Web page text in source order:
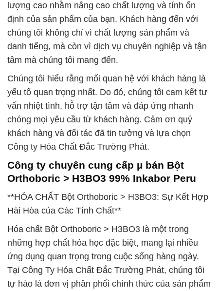
lượng cao nhằm nâng cao chất lượng và tính ổn
định của sản phẩm của bạn. Khách hàng đến với
chúng tôi không chỉ vì chất lượng sản phẩm và
danh tiếng, mà còn vì dịch vụ chuyên nghiệp và tận
tâm mà chúng tôi mang đến.
Chúng tôi hiểu rằng mối quan hệ với khách hàng là
yếu tố quan trọng nhất. Do đó, chúng tôi cam kết tư
vấn nhiệt tình, hỗ trợ tận tâm và đáp ứng nhanh
chóng mọi yêu cầu từ khách hàng. Cảm ơn quý
khách hàng và đối tác đã tin tưởng và lựa chọn
Công ty Hóa Chất Đắc Trường Phát.
Công ty chuyên cung cấp µ bán Bột
Orthoboric > H3BO3 99% Inkabor Peru
**HÓA CHẤT Bột Orthoboric > H3BO3: Sự Kết Hợp
Hài Hòa của Các Tính Chất**
Hóa chất Bột Orthoboric > H3BO3 là một trong
những hợp chất hóa học đặc biệt, mang lại nhiều
ứng dụng quan trọng trong cuộc sống hàng ngày.
Tại Công Ty Hóa Chất Đắc Trường Phát, chúng tôi
tự hào là đơn vị phân phối chính thức của sản phẩm